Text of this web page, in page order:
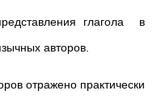
глагола в
авторов.
отражено практически